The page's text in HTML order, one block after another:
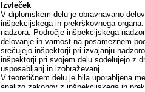
Izvleček
V diplomskem delu je obravnavano
inšpekcijskega in prekrškovnega
nadzora. Področje inšpekcijskega
delovanje in varnost na posameznem
srečujejo inšpektorji pri izvajanju
inšpektorji pri svojem delu sodelujejo z
usposabljanj in izobraževanj.
V teoretičnem delu je bila uporabljena
analizo zakonov z inšpekcijskega in